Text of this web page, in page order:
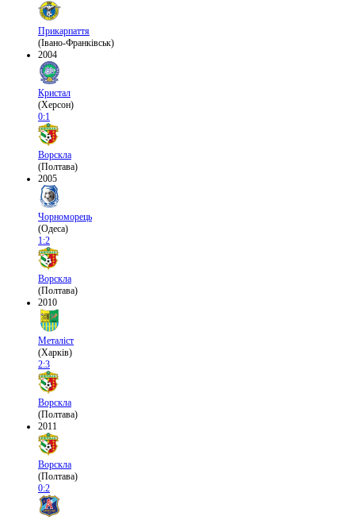
Прикарпаття
(Івано-Франківськ)
2004
Кристал
(Херсон)
0:1
Ворскла
(Полтава)
2005
Чорноморець
(Одеса)
1:2
Ворскла
(Полтава)
2010
Металіст
(Харків)
2:3
Ворскла
(Полтава)
2011
Ворскла
(Полтава)
0:2